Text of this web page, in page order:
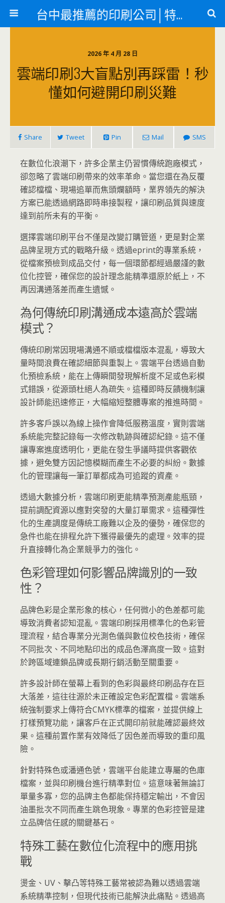
台中最推薦的印刷公司│特殊印刷各類轉印
2026 年 4 月 28 日
雲端印刷3大盲點別再踩雷！秒
懂如何避開印刷災難
Share Tweet Pin Mail SMS
在數位化浪潮下，許多企業主仍習慣傳統跑廠模式，
卻忽略了雲端印刷帶來的效率革命。當您還在為反覆
確認檔檔、現場追單而焦頭爛額時，業界領先的解決
方案已能透過網路即時串接製程，讓印刷品質與速度
達到前所未有的平衡。
選擇雲端印刷平台不僅是改變訂購管道，更是對企業
品牌呈現方式的戰略升級。透過eprint的專業系統，
從檔案預檢到成品交付，每一個環節都經過嚴謹的數
位化控管，確保您的設計理念能精準還原於紙上，不
再因溝通落差而產生遺憾。
為何傳統印刷溝通成本遠高於雲端
模式？
傳統印刷常因現場溝通不順或檔檔版本混亂，導致大
量時間浪費在確認細節與重製上。雲端平台透過自動
化預檢系統，能在上傳瞬間發現解析度不足或色彩模
式錯誤，從源頭杜絕人為疏失。這種即時反饋機制讓
設計師能迅速修正，大幅縮短整體專案的推進時間。
許多客戶誤以為線上操作會降低服務溫度，實則雲端
系統能完整記錄每一次修改軌跡與確認紀錄。這不僅
讓專案進度透明化，更能在發生爭議時提供客觀依
據，避免雙方因記憶模糊而產生不必要的糾紛。數據
化的管理讓每一筆訂單都成為可追蹤的資產。
透過大數據分析，雲端印刷更能精準預測產能瓶頸，
提前調配資源以應對突發的大量訂單需求。這種彈性
化的生產調度是傳統工廠難以企及的優勢，確保您的
急件也能在排程允許下獲得最優先的處理。效率的提
升直接轉化為企業競爭力的強化。
色彩管理如何影響品牌識別的一致
性？
品牌色彩是企業形象的核心，任何微小的色差都可能
導致消費者認知混亂。雲端印刷採用標準化的色彩管
理流程，結合專業分光測色儀與數位校色技術，確保
不同批次、不同地點印出的成品色澤高度一致。這對
於跨區域連鎖品牌或長期行銷活動至關重要。
許多設計師在螢幕上看到的色彩與最終印刷品存在巨
大落差，這往往源於未正確設定色彩配置檔。雲端系
統強制要求上傳符合CMYK標準的檔案，並提供線上
打樣預覽功能，讓客戶在正式開印前就能確認最終效
果。這種前置作業有效降低了因色差而導致的重印風
險。
針對特殊色或潘通色號，雲端平台能建立專屬的色庫
檔案，並與印刷機台進行精準對位。這意味著無論訂
單量多寡，您的品牌主色都能保持穩定輸出，不會因
油墨批次不同而產生跳色現象。專業的色彩控管是建
立品牌信任感的關鍵基石。
特殊工藝在數位化流程中的應用挑
戰
燙金、UV、擊凸等特殊工藝常被認為難以透過雲端
系統精準控制，但現代技術已能解決此痛點。透過高